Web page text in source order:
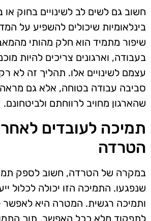
חשוב גם לשים לב לשינויים בחוק או
בינלאומיות שיכולים להשפיע על
שיפור מתמיד הוא חלק מהותי
בעבודה, וארגונים צריכים להיות
עצמם לשינויים אלו. תהליך זה לא
סביבה עבודה בטוחה, אלא גם מראה
שהארגון מחויב לרווחתם ולביטחונם.
תמיכה לעובדים
הטרדה
במקרה של הטרדה, חשוב לספק
שנפגעו. התמיכה הזו יכולה לכלול
ותמיכה רגשית. המטרה היא לאפשר
לתפקוד מלא ככל האפשר, תוך